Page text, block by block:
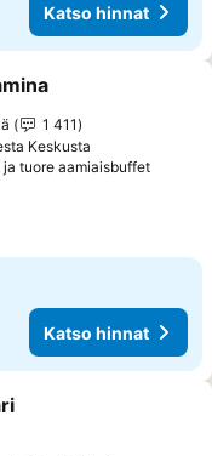
Katso hinnat
1 411
Keskusta
tuore aamiaisbuffet
Katso hinnat